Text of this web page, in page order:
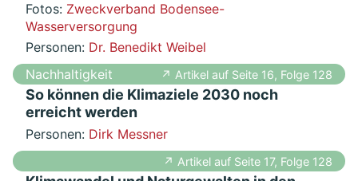
Fotos: Zweckverband Bodensee-
Wasserversorgung
Personen: Dr. Benedikt Weibel
Nachhaltigkeit
↗ Artikel auf Seite 16, Folge 128
So können die Klimaziele 2030 noch
erreicht werden
Personen: Dirk Messner
↗ Artikel auf Seite 17, Folge 128